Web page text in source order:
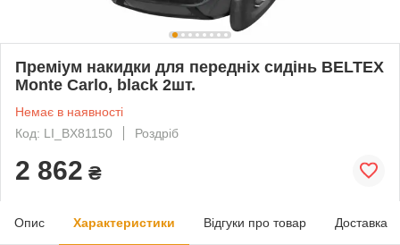
Преміум накидки для передніх сидінь BELTEX
Monte Carlo, black 2шт.
Немає в наявності
Код: LI_BX81150
Роздріб
2 862 ₴
Опис Характеристики Відгуки про товар Доставка